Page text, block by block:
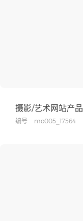
摄影/艺术网站产品
编号 mo005_17564